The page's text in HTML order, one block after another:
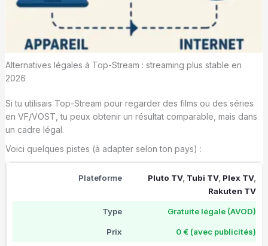
Alternatives légales à Top-Stream : streaming plus stable en
2026
Si tu utilisais Top-Stream pour regarder des films ou des séries
en VF/VOST, tu peux obtenir un résultat comparable, mais dans
un cadre légal.
Voici quelques pistes (à adapter selon ton pays) :
Pluto TV, Tubi TV, Plex TV,
Rakuten TV
Gratuite légale (AVOD)
0 € (avec publicités)